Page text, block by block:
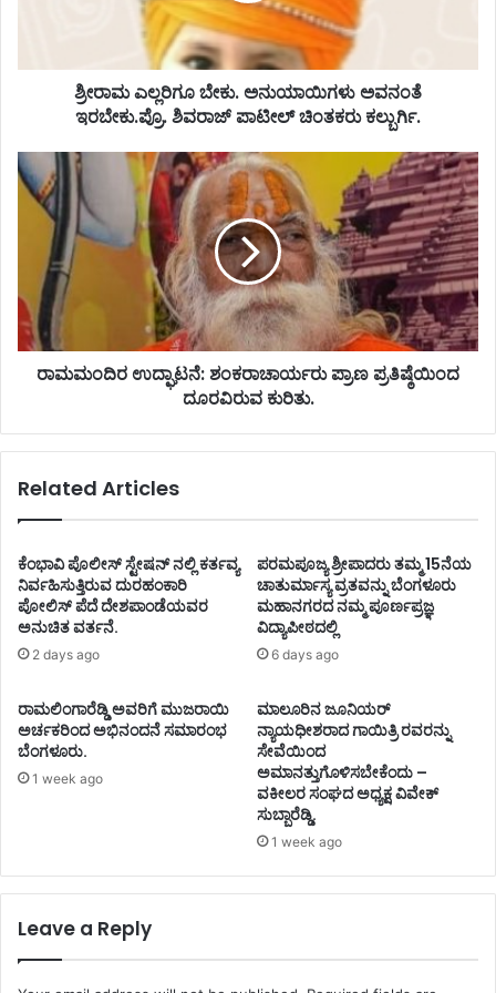
ಶ್ರೀರಾಮ ಎಲ್ಲರಿಗೂ ಬೇಕು. ಅನುಯಾಯಿಗಳು ಅವನಂತೆ
ಇರಬೇಕು.ಪ್ರೊ. ಶಿವರಾಜ್ ಪಾಟೀಲ್ ಚಿಂತಕರು ಕಲ್ಬುರ್ಗಿ.
ರಾಮಮಂದಿರ ಉದ್ಘಾಟನೆ: ಶಂಕರಾಚಾರ್ಯರು ಪ್ರಾಣ ಪ್ರತಿಷ್ಠೆಯಿಂದ
ದೂರವಿರುವ ಕುರಿತು.
Related Articles
ಕೆಂಭಾವಿ ಪೊಲೀಸ್ ಸ್ಟೇಷನ್ ನಲ್ಲಿ ಕರ್ತವ್ಯ
ನಿರ್ವಹಿಸುತ್ತಿರುವ ದುರಹಂಕಾರಿ
ಪೋಲಿಸ್ ಪೆದೆ ದೇಶಪಾಂಡೆಯವರ
ಅನುಚಿತ ವರ್ತನೆ.
2 days ago
ಪರಮಪೂಜ್ಯ ಶ್ರೀಪಾದರು ತಮ್ಮ 15ನೆಯ
ಚಾತುರ್ಮಾಸ್ಯ ವ್ರತವನ್ನು ಬೆಂಗಳೂರು
ಮಹಾನಗರದ ನಮ್ಮ ಪೂರ್ಣಪ್ರಜ್ಞ
ವಿದ್ಯಾಪೀಠದಲ್ಲಿ
6 days ago
ರಾಮಲಿಂಗಾರೆಡ್ಡಿ ಅವರಿಗೆ ಮುಜರಾಯಿ
ಅರ್ಚಕರಿಂದ ಅಭಿನಂದನೆ ಸಮಾರಂಭ
ಬೆಂಗಳೂರು.
1 week ago
ಮಾಲೂರಿನ ಜೂನಿಯರ್
ನ್ಯಾಯಧೀಶರಾದ ಗಾಯಿತ್ರಿ ರವರನ್ನು
ಸೇವೆಯಿಂದ
ಅಮಾನತ್ತುಗೊಳಿಸಬೇಕೆಂದು –
ವಕೀಲರ ಸಂಘದ ಅಧ್ಯಕ್ಷ ವಿವೇಕ್
ಸುಬ್ಬಾರೆಡ್ಡಿ.
1 week ago
Leave a Reply